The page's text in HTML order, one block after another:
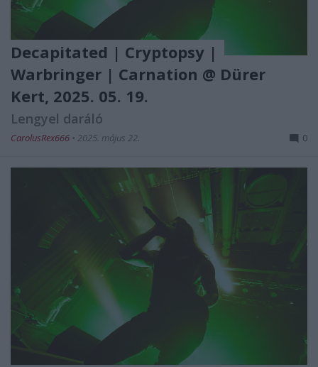
Decapitated | Cryptopsy |
Warbringer | Carnation @ Dürer
Kert, 2025. 05. 19.
Lengyel daráló
CarolusRex666 • 2025. május 22. 0